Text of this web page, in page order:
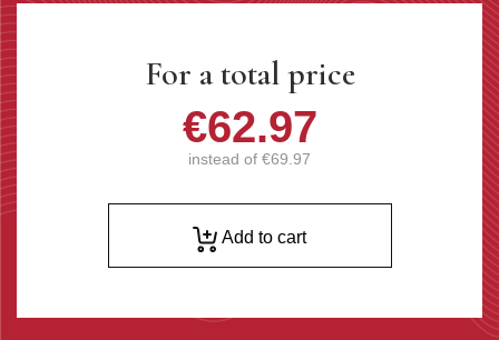
For a total price
€62.97
instead of €69.97
Add to cart